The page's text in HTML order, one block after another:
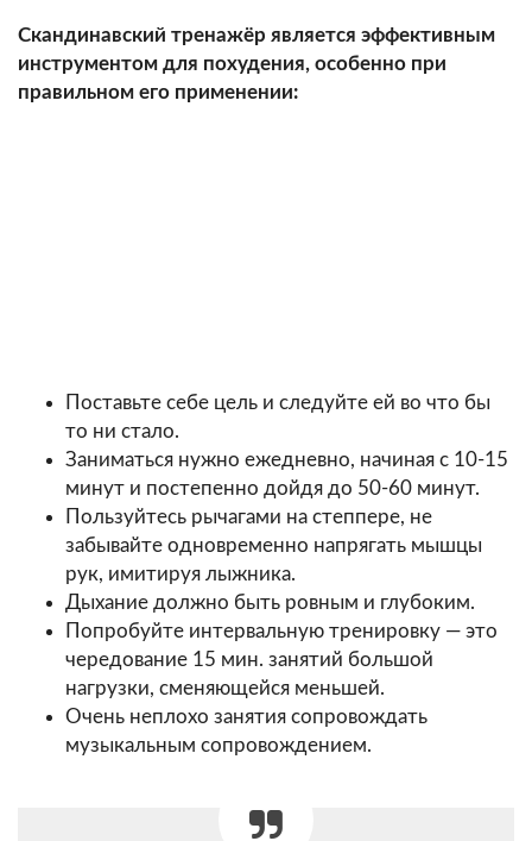
Скандинавский тренажёр является эффективным
инструментом для похудения, особенно при
правильном его применении:
Поставьте себе цель и следуйте ей во что бы
то ни стало.
Заниматься нужно ежедневно, начиная с 10-15
минут и постепенно дойдя до 50-60 минут.
Пользуйтесь рычагами на степпере, не
забывайте одновременно напрягать мышцы
рук, имитируя лыжника.
Дыхание должно быть ровным и глубоким.
Попробуйте интервальную тренировку — это
чередование 15 мин. занятий большой
нагрузки, сменяющейся меньшей.
Очень неплохо занятия сопровождать
музыкальным сопровождением.